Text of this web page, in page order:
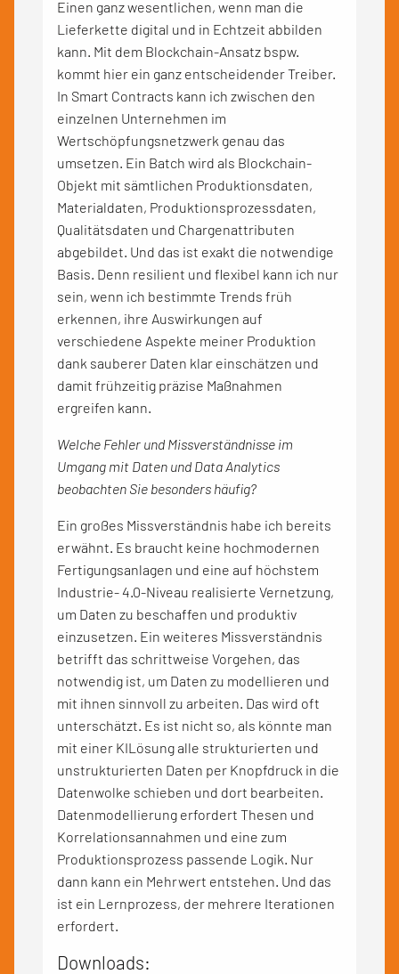
Einen ganz wesentlichen, wenn man die
Lieferkette digital und in Echtzeit abbilden
kann. Mit dem Blockchain-Ansatz bspw.
kommt hier ein ganz entscheidender Treiber.
In Smart Contracts kann ich zwischen den
einzelnen Unternehmen im
Wertschöpfungsnetzwerk genau das
umsetzen. Ein Batch wird als Blockchain-
Objekt mit sämtlichen Produktionsdaten,
Materialdaten, Produktionsprozessdaten,
Qualitätsdaten und Chargenattributen
abgebildet. Und das ist exakt die notwendige
Basis. Denn resilient und flexibel kann ich nur
sein, wenn ich bestimmte Trends früh
erkennen, ihre Auswirkungen auf
verschiedene Aspekte meiner Produktion
dank sauberer Daten klar einschätzen und
damit frühzeitig präzise Maßnahmen
ergreifen kann.
Welche Fehler und Missverständnisse im
Umgang mit Daten und Data Analytics
beobachten Sie besonders häufig?
Ein großes Missverständnis habe ich bereits
erwähnt. Es braucht keine hochmodernen
Fertigungsanlagen und eine auf höchstem
Industrie- 4.0-Niveau realisierte Vernetzung,
um Daten zu beschaffen und produktiv
einzusetzen. Ein weiteres Missverständnis
betrifft das schrittweise Vorgehen, das
notwendig ist, um Daten zu modellieren und
mit ihnen sinnvoll zu arbeiten. Das wird oft
unterschätzt. Es ist nicht so, als könnte man
mit einer KILösung alle strukturierten und
unstrukturierten Daten per Knopfdruck in die
Datenwolke schieben und dort bearbeiten.
Datenmodellierung erfordert Thesen und
Korrelationsannahmen und eine zum
Produktionsprozess passende Logik. Nur
dann kann ein Mehrwert entstehen. Und das
ist ein Lernprozess, der mehrere Iterationen
erfordert.
Downloads: